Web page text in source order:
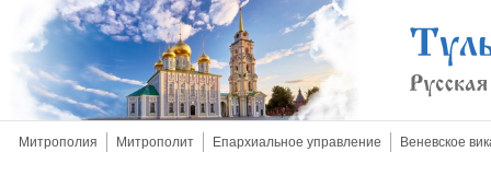
Митрополия Митрополит Епархиальное управление Веневское